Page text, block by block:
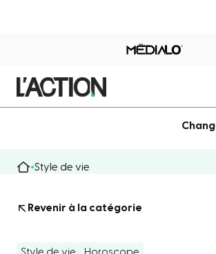
Style de vie
Revenir à la catégorie